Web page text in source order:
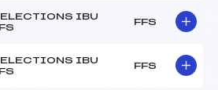
IBU
FFS
IBU
FFS